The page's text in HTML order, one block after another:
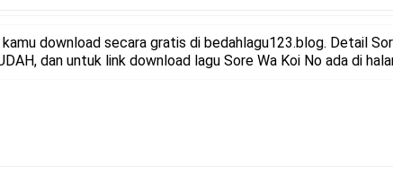
download secara gratis di bedahlagu123.blog. Detail
dan untuk link download lagu Sore Wa Koi No ada di